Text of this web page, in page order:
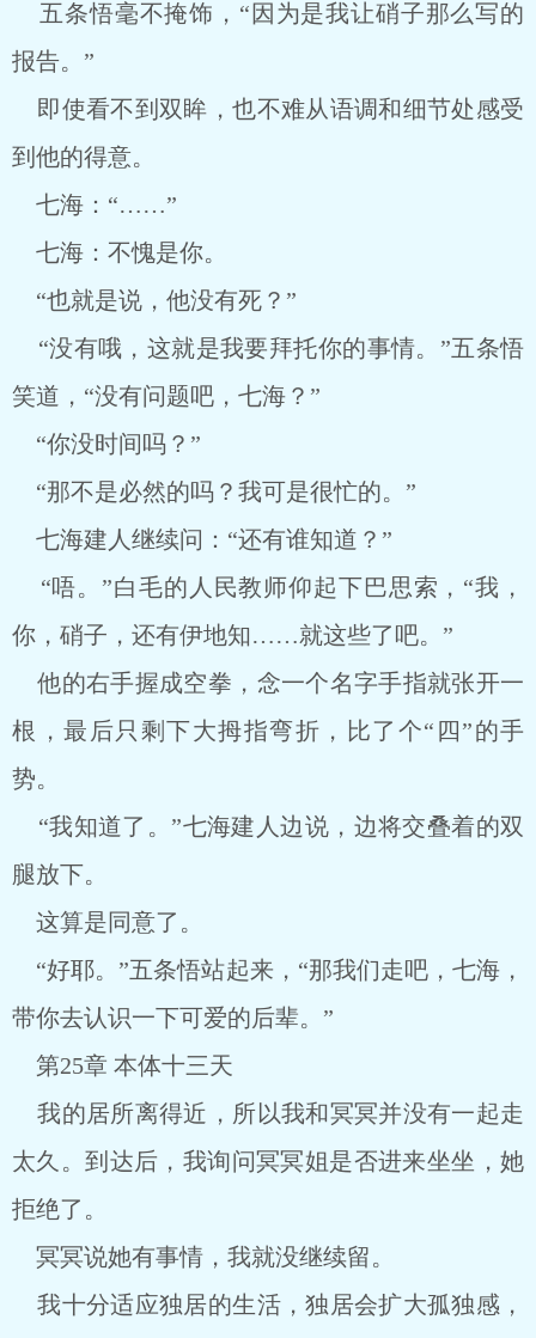
五条悟毫不掩饰，“因为是我让硝子那么写的
报告。”
即使看不到双眸，也不难从语调和细节处感受
到他的得意。
七海：“……”
七海：不愧是你。
“也就是说，他没有死？”
“没有哦，这就是我要拜托你的事情。”五条悟
笑道，“没有问题吧，七海？”
“你没时间吗？”
“那不是必然的吗？我可是很忙的。”
七海建人继续问：“还有谁知道？”
“唔。”白毛的人民教师仰起下巴思索，“我，
你，硝子，还有伊地知……就这些了吧。”
他的右手握成空拳，念一个名字手指就张开一
根，最后只剩下大拇指弯折，比了个“四”的手
势。
“我知道了。”七海建人边说，边将交叠着的双
腿放下。
这算是同意了。
“好耶。”五条悟站起来，“那我们走吧，七海，
带你去认识一下可爱的后辈。”
第25章 本体十三天
我的居所离得近，所以我和冥冥并没有一起走
太久。到达后，我询问冥冥姐是否进来坐坐，她
拒绝了。
冥冥说她有事情，我就没继续留。
我十分适应独居的生活，独居会扩大孤独感，